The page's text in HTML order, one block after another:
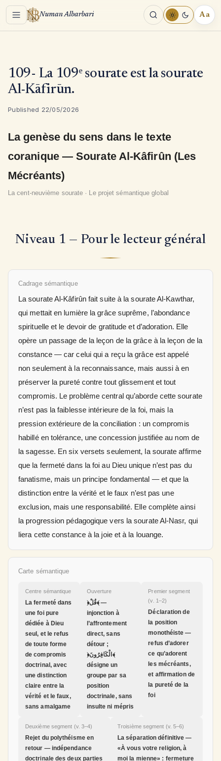
Menu Numan Albarbari Aa
109- La 109ᵉ sourate est la sourate
Al-Kāfirūn.
Published 22/05/2026
La genèse du sens dans le texte
coranique — Sourate Al-Kâfirûn (Les
Mécréants)
La cent-neuvième sourate · Le projet sémantique global
Niveau 1 — Pour le lecteur général
Cadrage sémantique
La sourate Al-Kâfirûn fait suite à la sourate Al-Kawthar,
qui mettait en lumière la grâce suprême, l’abondance
spirituelle et le devoir de gratitude et d’adoration. Elle
opère un passage de la leçon de la grâce à la leçon de la
constance — car celui qui a reçu la grâce est appelé
non seulement à la reconnaissance, mais aussi à en
préserver la pureté contre tout glissement et tout
compromis. Le problème central qu’aborde cette sourate
n’est pas la faiblesse intérieure de la foi, mais la
pression extérieure de la conciliation : un compromis
habillé en tolérance, une concession justifiée au nom de
la sagesse. En six versets seulement, la sourate affirme
que la fermeté dans la foi au Dieu unique n’est pas du
fanatisme, mais un principe fondamental — et que la
distinction entre la vérité et le faux n’est pas une
exclusion, mais une responsabilité. Elle complète ainsi
la progression pédagogique vers la sourate Al-Nasr, qui
liera cette constance à la joie et à la louange.
Carte sémantique
Centre sémantique
La fermeté dans
une foi pure
dédiée à Dieu
seul, et le refus
de toute forme
de compromis
doctrinal, avec
une distinction
claire entre la
vérité et le faux,
sans amalgame
Ouverture
﴿قُلْ﴾ —
injonction à
l’affrontement
direct, sans
détour ;
﴿الْكَافِرُونَ﴾
désigne un
groupe par sa
position
doctrinale, sans
insulte ni mépris
Premier segment
(v. 1–2)
Déclaration de
la position
monothéiste —
refus d’adorer
ce qu’adorent
les mécréants,
et affirmation de
la pureté de la
foi
Deuxième segment (v. 3–4)
Rejet du polythéisme en
retour — indépendance
doctrinale des deux parties
Troisième segment (v. 5–6)
La séparation définitive —
«À vous votre religion, à
moi la mienne» : fermeture